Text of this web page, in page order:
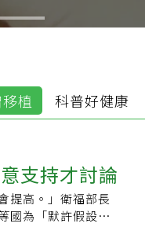
植 科普好健康
支持才討論
提高。」衛福部長
國為「默許假設同